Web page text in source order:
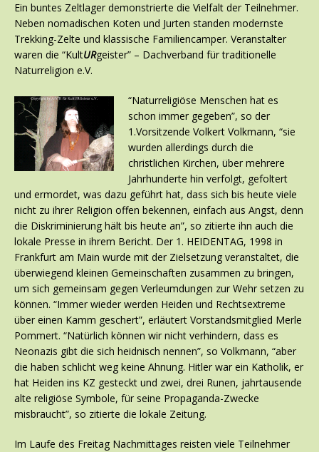
Ein buntes Zeltlager demonstrierte die Vielfalt der Teilnehmer.
Neben nomadischen Koten und Jurten standen modernste
Trekking-Zelte und klassische Familiencamper. Veranstalter
waren die “KultURgeister” – Dachverband für traditionelle
Naturreligion e.V.
“Naturreligiöse Menschen hat es
schon immer gegeben”, so der
1.Vorsitzende Volkert Volkmann, “sie
wurden allerdings durch die
christlichen Kirchen, über mehrere
Jahrhunderte hin verfolgt, gefoltert
und ermordet, was dazu geführt hat, dass sich bis heute viele
nicht zu ihrer Religion offen bekennen, einfach aus Angst, denn
die Diskriminierung hält bis heute an”, so zitierte ihn auch die
lokale Presse in ihrem Bericht. Der 1. HEIDENTAG, 1998 in
Frankfurt am Main wurde mit der Zielsetzung veranstaltet, die
überwiegend kleinen Gemeinschaften zusammen zu bringen,
um sich gemeinsam gegen Verleumdungen zur Wehr setzen zu
können. “Immer wieder werden Heiden und Rechtsextreme
über einen Kamm geschert”, erläutert Vorstandsmitglied Merle
Pommert. “Natürlich können wir nicht verhindern, dass es
Neonazis gibt die sich heidnisch nennen”, so Volkmann, “aber
die haben schlicht weg keine Ahnung. Hitler war ein Katholik, er
hat Heiden ins KZ gesteckt und zwei, drei Runen, jahrtausende
alte religiöse Symbole, für seine Propaganda-Zwecke
misbraucht”, so zitierte die lokale Zeitung.
Im Laufe des Freitag Nachmittages reisten viele Teilnehmer